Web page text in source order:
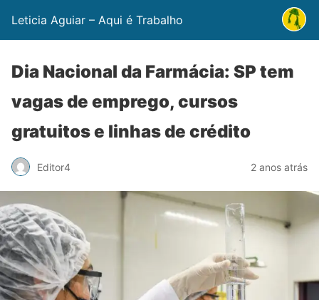
Leticia Aguiar – Aqui é Trabalho
Dia Nacional da Farmácia: SP tem
vagas de emprego, cursos
gratuitos e linhas de crédito
Editor4 2 anos atrás